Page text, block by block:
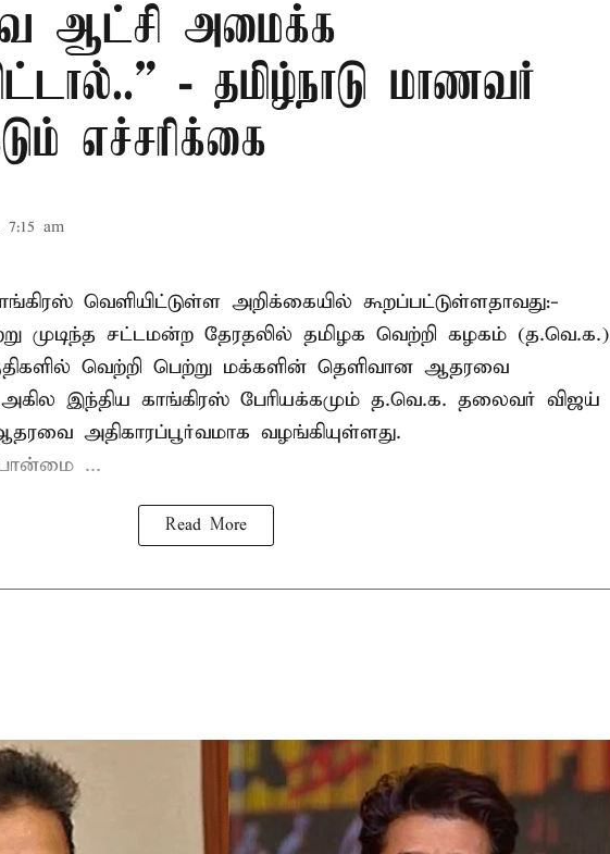
ஆட்சி அமைக்க
- தமிழ்நாடு மாணவர்
எச்சரிக்கை
7:15 am
வெளியிட்டுள்ள அறிக்கையில் கூறப்பட்டுள்ளதாவது:-
முடிந்த சட்டமன்ற தேரதலில் தமிழக வெற்றி கழகம் (த.வெ.க.)
வெற்றி பெற்று மக்களின் தெளிவான ஆதரவை
இந்திய காங்கிரஸ் பேரியக்கமும் த.வெ.க. தலைவர் விஜய்
அதிகாரப்பூர்வமாக வழங்கியுள்ளது.
...
Read More